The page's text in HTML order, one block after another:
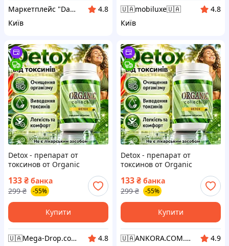
Маркетплейс "Daymart" товары от производителей Украины, Европы и Азии
4.8
Київ
🇺🇦mobiluxe🇺🇦
4.8
Київ
Detox - препарат от
токсинов от Organic
drop-4088
133₴ банка
299 ₴ -55%
Купити
🇺🇦Mega-Drop.com.ua - Максимально Комфортний
4.8
Detox - препарат от
токсинов от Organic
Collection (Детокс) kora-4088
133₴ банка
299 ₴ -55%
Купити
🇺🇦ANKORA.COM.UA🇺🇦
4.9